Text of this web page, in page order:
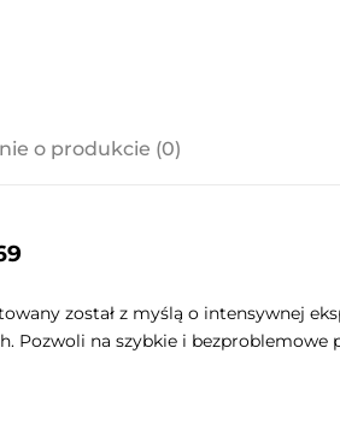
o produkcie (0)
został z myślą o intensywnej
Pozwoli na szybkie i bezproblemowe